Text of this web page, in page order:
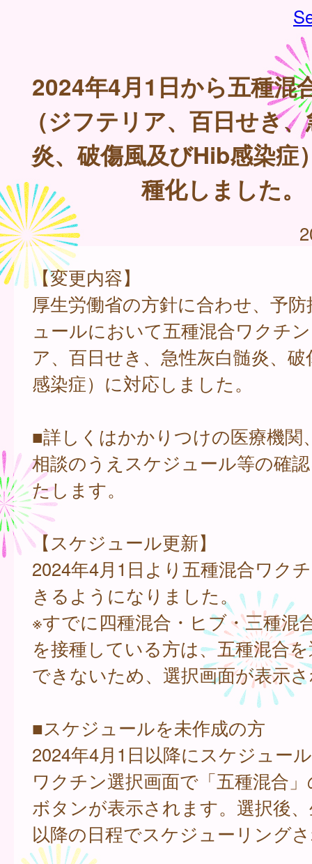
2024年4月1日から五種混
（ジフテリア、百日せき
炎、破傷風及びHib感染症
種化しました。
【変更内容】
厚生労働省の方針に合わせ、予
ュールにおいて五種混合ワクチ
ア、百日せき、急性灰白髄炎、
感染症）に対応しました。
■詳しくはかかりつけの医療機関
相談のうえスケジュール等の確
たします。
【スケジュール更新】
2024年4月1日より五種混合ワク
きるようになりました。
※すでに四種混合・ヒブ・三種混
を接種している方は、五種混合
できないため、選択画面が表示
■スケジュールを未作成の方
2024年4月1日以降にスケジュー
ワクチン選択画面で「五種混合
ボタンが表示されます。選択後
以降の日程でスケジューリング